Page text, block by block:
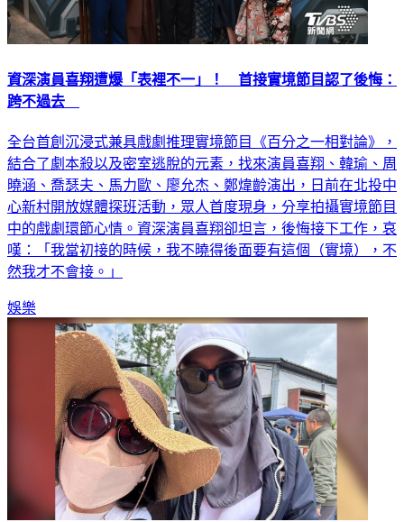
資深演員喜翔遭爆「表裡不一」！ 首接實境節目認了後悔：
跨不過去
全台首創沉浸式兼具戲劇推理實境節目《百分之一相對論》，
結合了劇本殺以及密室逃脫的元素，找來演員喜翔、韓瑜、周
曉涵、喬瑟夫、馬力歐、廖允杰、鄭煒齡演出，日前在北投中
心新村開放媒體探班活動，眾人首度現身，分享拍攝實境節目
中的戲劇環節心情。資深演員喜翔卻坦言，後悔接下工作，哀
嘆：「我當初接的時候，我不曉得後面要有這個（實境），不
然我才不會接。」
娛樂